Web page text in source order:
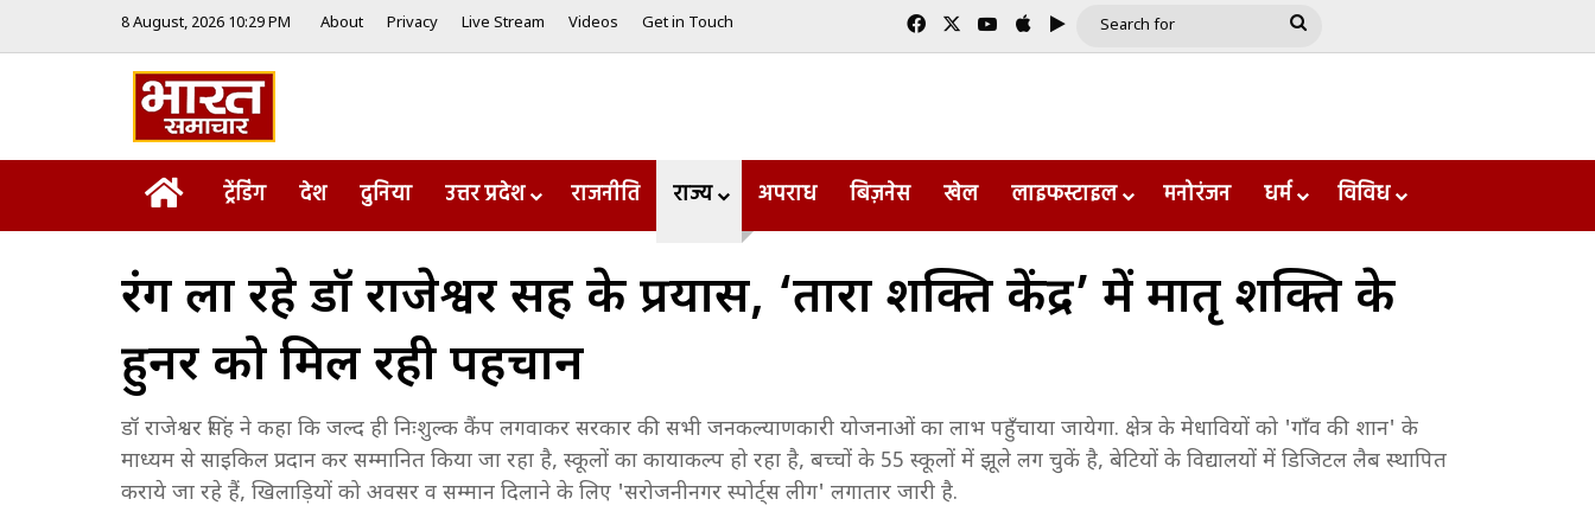
8 August, 2026 10:29 PM About Privacy Live Stream Videos Get in Touch FacebookYouTube
AppleGoogle Play
Search
Homeट्रेंडिंग देश दुनिया उत्तर प्रदेश राजनीति राज्य अपराध बिज़नेस खेल लाइफस्टाइल मनोरंजन धर्म विविध
रंग ला रहे डॉ राजेश्वर सिंह के प्रयास, ‘तारा शक्ति केंद्र’ में मातृ शक्ति के
हुनर को मिल रही पहचान
डॉ राजेश्वर सिंह ने कहा कि जल्द ही निःशुल्क कैंप लगवाकर सरकार की सभी जनकल्याणकारी योजनाओं का लाभ पहुँचाया जायेगा. क्षेत्र के मेधावियों को 'गाँव की शान' के
माध्यम से साइकिल प्रदान कर सम्मानित किया जा रहा है, स्कूलों का कायाकल्प हो रहा है, बच्चों के 55 स्कूलों में झूले लग चुकें है, बेटियों के विद्यालयों में डिजिटल लैब स्थापित
कराये जा रहे हैं, खिलाड़ियों को अवसर व सम्मान दिलाने के लिए 'सरोजनीनगर स्पोर्ट्स लीग' लगातार जारी है.